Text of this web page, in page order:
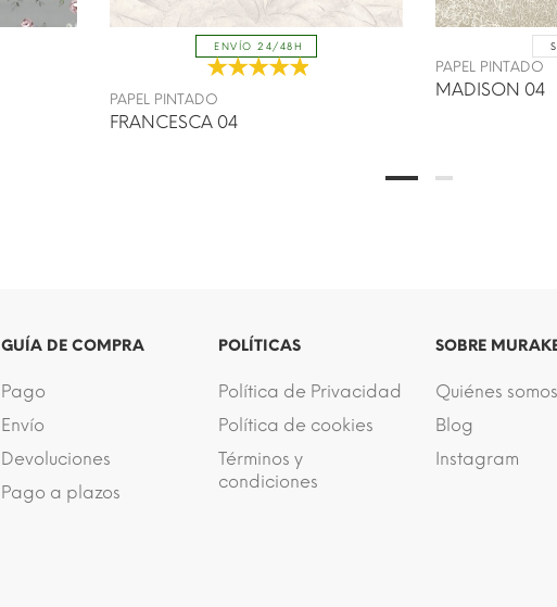
ENVÍO 24/48H
PAPEL PINTADO
FRANCESCA 04
PAPEL PINTADO
MADISON 04
GUÍA DE COMPRA
Pago
Envío
Devoluciones
Pago a plazos
POLÍTICAS
Política de Privacidad
Política de cookies
Términos y
condiciones
SOBRE
Quiénes somos
Blog
Instagram